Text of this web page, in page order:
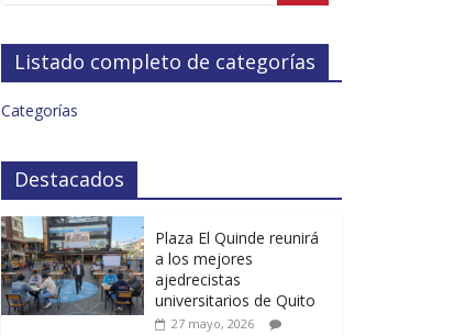
Listado completo de categorías
Categorías
Destacados
Plaza El Quinde reunirá
a los mejores
ajedrecistas
universitarios de Quito
27 mayo, 2026